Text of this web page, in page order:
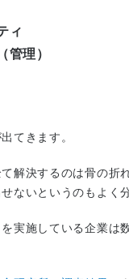
ィ
管理）
てきます。
解決するのは骨の折
ないというのもよく
実施している企業は